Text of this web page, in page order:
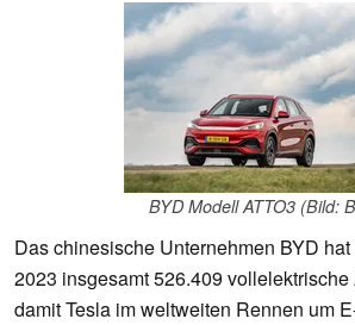
BYD Modell ATTO3 (Bild:
Das chinesische Unternehmen BYD
2023 insgesamt 526.409 vollelektrische
damit Tesla im weltweiten Rennen um